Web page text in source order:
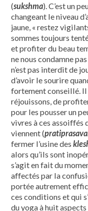
(sukshma). C’est un
changeant le niveau
jaune, « restez
sommes toujours
et profiter du beau
ne nous condamne
n’est pas interdit de
d’avoir le sourire
fortement conseillé. Il
réjouissons, de
pour les pousser un
vivres à ces assoiffés
viennent (
fermer l’usine des
alors qu’ils sont
s’agit en fait du
affectés par la
portée autrement
ces conditions et qui
du yoga à huit